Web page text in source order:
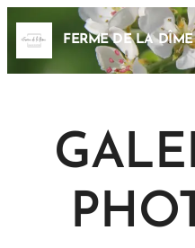
FERME DE LA DÎME